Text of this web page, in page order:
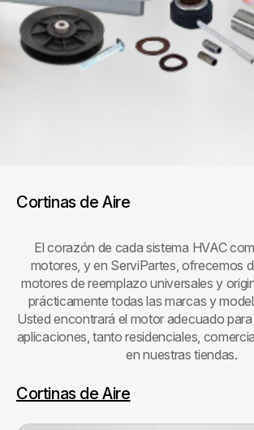
Cortinas de Aire
El corazón de cada sistema HVAC
motores, y en ServiPartes, ofrecemos
motores de reemplazo universales y
prácticamente todas las marcas y
Usted encontrará el motor adecuado
aplicaciones, tanto residenciales,
en nuestras tiendas.
Cortinas de Aire